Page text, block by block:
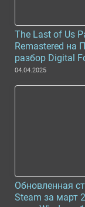
The Last of Us
Remastered на
разбор Digital
04.04.2025
Обновленная
Steam за март